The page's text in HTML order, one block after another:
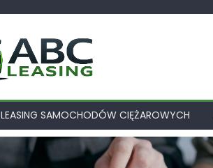
LEASING SAMOCHODÓW CIĘŻAROWYCH